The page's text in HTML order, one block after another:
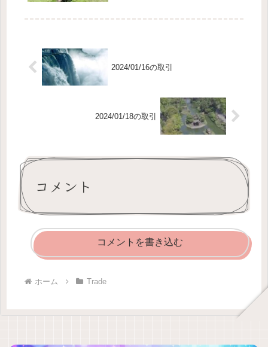
2024/01/16の取引
2024/01/18の取引
コメント
コメントを書き込む
ホーム Trade